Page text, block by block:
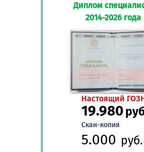
Диплом
2014-2026 года
Настоящий
19.980
Скан-копия
5.000 руб.